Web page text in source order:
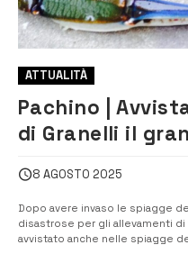
ATTUALITÀ
Pachino |
di Granelli il
8 AGOSTO 2025
Dopo avere invaso le spiagge
disastrose per gli allevamenti
avvistato anche nelle spiagge